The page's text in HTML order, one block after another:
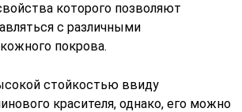
которого позволяют
с различными
покрова.
стойкостью ввиду
красителя, однако, его можно